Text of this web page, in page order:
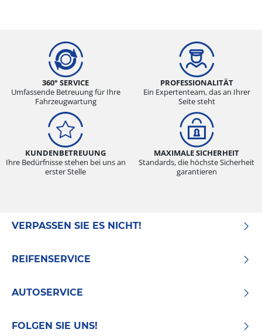
360° SERVICE
Umfassende Betreuung für Ihre
Fahrzeugwartung
PROFESSIONALITÄT
Ein Expertenteam, das an Ihrer
Seite steht
KUNDENBETREUUNG
Ihre Bedürfnisse stehen bei uns an
erster Stelle
MAXIMALE SICHERHEIT
Standards, die höchste Sicherheit
garantieren
VERPASSEN SIE ES NICHT!
REIFENSERVICE
AUTOSERVICE
FOLGEN SIE UNS!